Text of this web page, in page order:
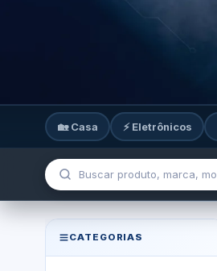
🏡 Casa ⚡ Eletrônicos
CATEGORIAS